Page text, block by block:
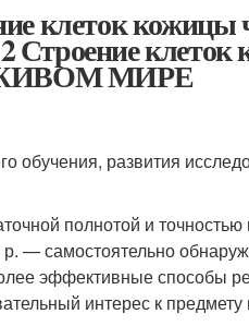
клеток
Строение
ЖИВОМ МИРЕ
развития
полнотой и
— самостоятельно
эффективные способы
интерес к предмету